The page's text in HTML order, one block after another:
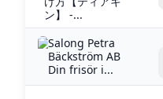
ン】 -...
Salong Petra
Bäckström AB
Din frisör i...